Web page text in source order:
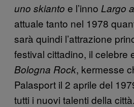
uno skianto e l’inno Largo
attuale tanto nel 1978
sarà quindi l’attrazione
festival cittadino, il celebre
Bologna Rock, kermesse
Palasport il 2 aprile del
tutti i nuovi talenti della